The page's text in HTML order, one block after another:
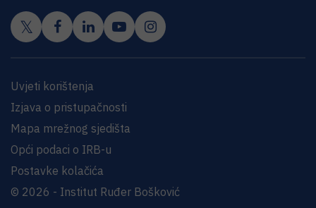
Uvjeti korištenja
Izjava o pristupačnosti
Mapa mrežnog sjedišta
Opći podaci o IRB-u
Postavke kolačića
© 2026 - Institut Ruđer Bošković